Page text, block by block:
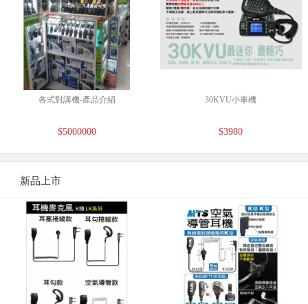
各式對講機-產品介紹
$5000000
30KVU小車機
$3980
新品上市